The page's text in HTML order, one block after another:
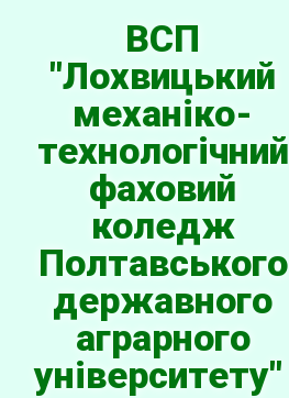
ВСП
"Лохвицький
механіко-
технологічний
фаховий
коледж
Полтавського
державного
аграрного
університету"